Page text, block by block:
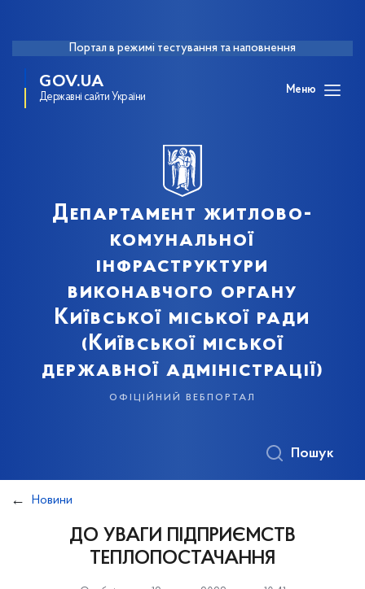
Портал в режимі тестування та наповнення
GOV.UA
Державні сайти України
Меню
Департамент житлово-
комунальної
інфраструктури
виконавчого органу
Київської міської ради
(Київської міської
державної адміністрації)
офіційний вебпортал
Пошук
Новини
ДО УВАГИ ПІДПРИЄМСТВ
ТЕПЛОПОСТАЧАННЯ